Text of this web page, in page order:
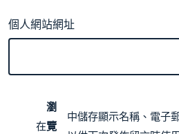
個人網站網址
在
瀏
覽
中儲存顯示名稱、電子